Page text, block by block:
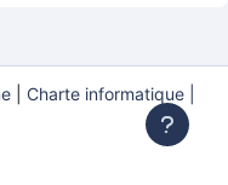
|
Charte informatique |